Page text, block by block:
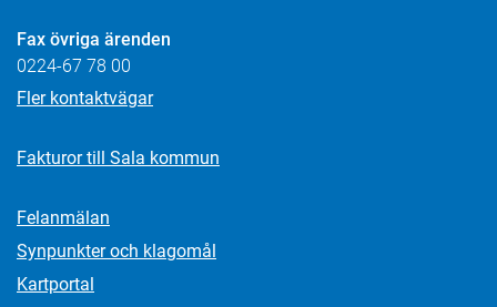
Fax övriga ärenden
0224-67 78 00
Fler kontaktvägar
Fakturor till Sala kommun
Felanmälan
Synpunkter och klagomål
Kartportal